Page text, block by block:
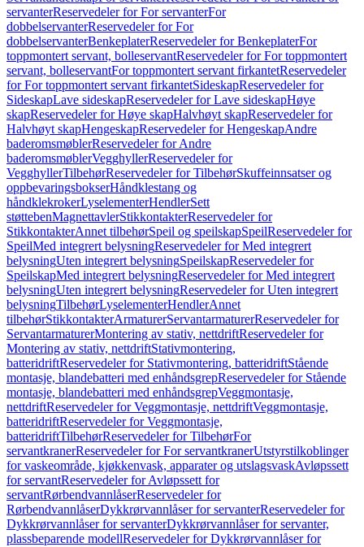
servanterReservedeler for For servanterFor
dobbelservanterReservedeler for For
dobbelservanterBenkeplaterReservedeler for BenkeplaterFor
toppmontert servant, bolleservantReservedeler for For toppmontert
servant, bolleservantFor toppmontert servant firkantetReservedeler
for For toppmontert servant firkantetSideskapReservedeler for
SideskapLave sideskapReservedeler for Lave sideskapHøye
skapReservedeler for Høye skapHalvhøyt skapReservedeler for
Halvhøyt skapHengeskapReservedeler for HengeskapAndre
baderomsmøblerReservedeler for Andre
baderomsmøblerVegghyllerReservedeler for
VegghyllerTilbehørReservedeler for TilbehørSkuffeinnsatser og
oppbevaringsbokserHåndklestang og
håndklekrokerLyselementerHendlerSett
støttebenMagnettavlerStikkontakterReservedeler for
StikkontakterAnnet tilbehørSpeil og speilskapSpeilReservedeler for
SpeilMed integrert belysningReservedeler for Med integrert
belysningUten integrert belysningSpeilskapReservedeler for
SpeilskapMed integrert belysningReservedeler for Med integrert
belysningUten integrert belysningReservedeler for Uten integrert
belysningTilbehørLyselementerHendlerAnnet
tilbehørStikkontakterArmaturerServantarmaturerReservedeler for
ServantarmaturerMontering av stativ, nettdriftReservedeler for
Montering av stativ, nettdriftStativmontering,
batteridriftReservedeler for Stativmontering, batteridriftStående
montasje, blandebatteri med enhåndsgrepReservedeler for Stående
montasje, blandebatteri med enhåndsgrepVeggmontasje,
nettdriftReservedeler for Veggmontasje, nettdriftVeggmontasje,
batteridriftReservedeler for Veggmontasje,
batteridriftTilbehørReservedeler for TilbehørFor
servantkranerReservedeler for For servantkranerUtstyrstilkoblinger
for vaskeområde, kjøkkenvask, apparater og utslagsvaskAvløpssett
for servantReservedeler for Avløpssett for
servantRørbendvannlåserReservedeler for
RørbendvannlåserDykkrørvannlåser for servanterReservedeler for
Dykkrørvannlåser for servanterDykkrørvannlåser for servanter,
plassbeparende modellReservedeler for Dykkrørvannlåser for